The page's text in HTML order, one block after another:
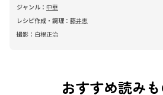
ジャンル： 中華
レシピ作成・調理： 藤井恵
撮影： 白根正治
おすすめ読み